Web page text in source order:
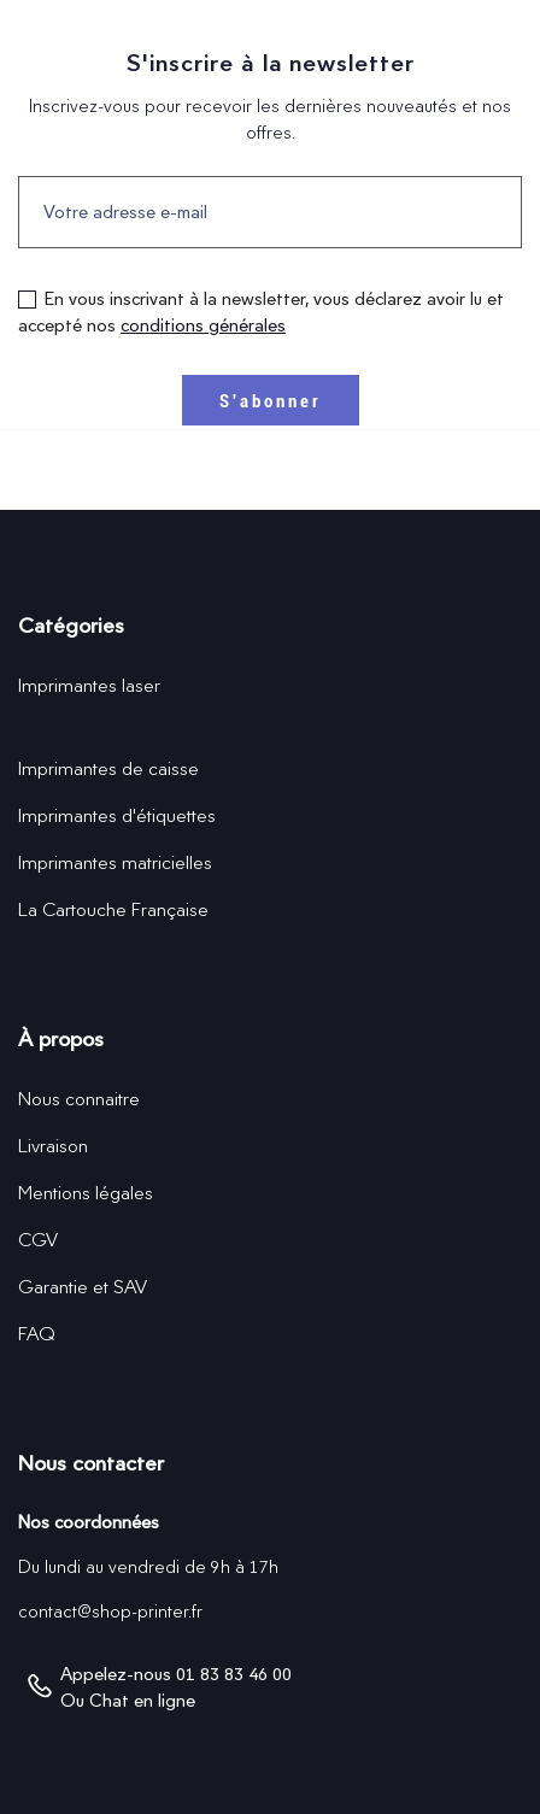
S'inscrire à la newsletter
Inscrivez-vous pour recevoir les dernières nouveautés et nos
offres.
En vous inscrivant à la newsletter, vous déclarez avoir lu et
accepté nos conditions générales
Catégories
Imprimantes laser
Imprimantes de caisse
Imprimantes d'étiquettes
Imprimantes matricielles
La Cartouche Française
À propos
Nous connaitre
Livraison
Mentions légales
CGV
Garantie et SAV
FAQ
Nous contacter
Nos coordonnées
Du lundi au vendredi de 9h à 17h
contact@shop-printer.fr
Appelez-nous 01 83 83 46 00
Ou Chat en ligne